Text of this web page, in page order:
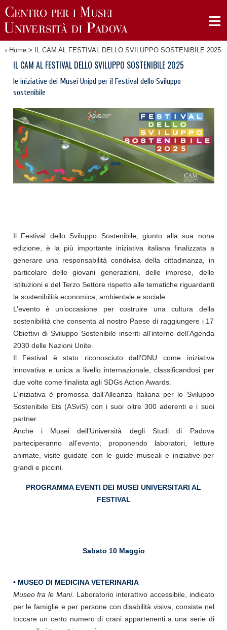
› Home > IL CAM AL FESTIVAL DELLO SVILUPPO SOSTENIBILE 2025
IL CAM AL FESTIVAL DELLO SVILUPPO SOSTENIBILE 2025
le iniziative dei Musei Unipd per il Festival dello Sviluppo
sostenibile
Il Festival dello Sviluppo Sostenibile, giunto alla sua nona
edizione, è la più importante iniziativa italiana finalizzata a
generare una responsabilità condivisa della cittadinanza, in
particolare delle giovani generazioni, delle imprese, delle
istituzioni e del Terzo Settore rispetto alle tematiche riguardanti
la sostenibilità economica, ambientale e sociale.
L’evento è un’occasione per costruire una cultura della
sostenibilità che consenta al nostro Paese di raggiungere i 17
Obiettivi di Sviluppo Sostenibile inseriti all’interno dell’Agenda
2030 delle Nazioni Unite.
Il Festival è stato riconosciuto dall’ONU come iniziativa
innovativa e unica a livello internazionale, classificandosi per
due volte come finalista agli SDGs Action Awards.
L’iniziativa è promossa dall’Alleanza Italiana per lo Sviluppo
Sostenibile Ets (ASviS) con i suoi oltre 300 aderenti e i suoi
partner.
Anche i Musei dell’Università degli Studi di Padova
parteciperanno all’evento, proponendo laboratori, letture
animate, visite guidate con le guide museali e iniziative per
grandi e piccini.
PROGRAMMA EVENTI DEI MUSEI UNIVERSITARI AL
FESTIVAL
Sabato 10 Maggio
• MUSEO DI MEDICINA VETERINARIA
Museo fra le Mani. Laboratorio interattivo accessibile, indicato
per le famiglie e per persone con disabilità visiva, consiste nel
toccare un certo numero di crani appartenenti a una serie di